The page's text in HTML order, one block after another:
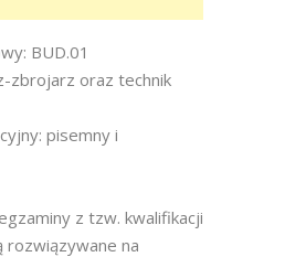
BUD.01
zbrojarz oraz technik
pisemny i
z tzw. kwalifikacji
na